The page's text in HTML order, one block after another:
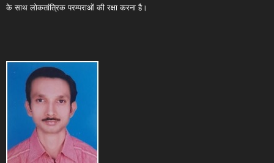
के साथ लोकतांत्रिक परम्पराओं की रक्षा करना है।